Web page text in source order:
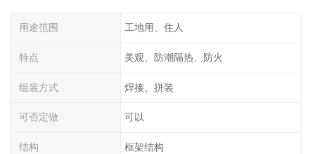
用途范围 工地用、住人
特点 美观、防潮隔热、防火
组装方式 焊接、拼装
可否定做 可以
结构 框架结构